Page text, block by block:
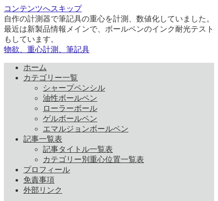
コンテンツへスキップ
自作の計測器で筆記具の重心を計測、数値化していました。
最近は新製品情報メインで、ボールペンのインク耐光テスト
もしています。
物欲、重心計測、筆記具
ホーム
カテゴリー一覧
シャープペンシル
油性ボールペン
ローラーボール
ゲルボールペン
エマルジョンボールペン
記事一覧表
記事タイトル一覧表
カテゴリー別重心位置一覧表
プロフィール
免責事項
外部リンク